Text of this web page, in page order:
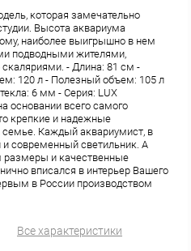
которая замечательно
Высота аквариума
наиболее выигрышно в нем
подводными жителями,
- Длина: 81 см -
120 л - Полезный объем: 105 л
6 мм - Серия: LUX
основании всего самого
крепкие и надежные
семье. Каждый аквариумист, в
и современный светильник. А
размеры и качественные
вписался в интерьер Вашего
в России производством
Все характеристики